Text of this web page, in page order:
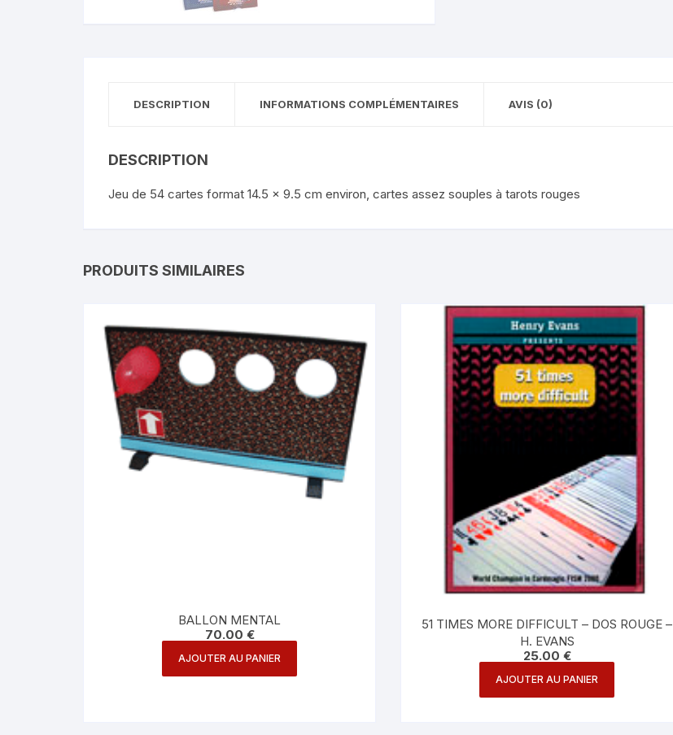
DESCRIPTION INFORMATIONS COMPLÉMENTAIRES AVIS (0)
DESCRIPTION
Jeu de 54 cartes format 14.5 x 9.5 cm environ, cartes assez souples à tarots rouges
PRODUITS SIMILAIRES
BALLON MENTAL
70.00 €
AJOUTER AU PANIER
51 TIMES MORE DIFFICULT – DOS ROUGE –
H. EVANS
25.00 €
AJOUTER AU PANIER